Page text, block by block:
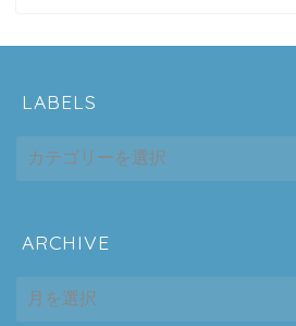
LABELS
ARCHIVE
ARCHIVE